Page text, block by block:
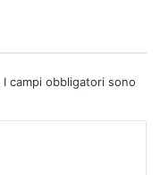
I campi obbligatori sono